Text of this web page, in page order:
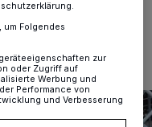
um Folgendes
zur
oder Zugriff auf
Werbung und
Performance von
und Verbesserung